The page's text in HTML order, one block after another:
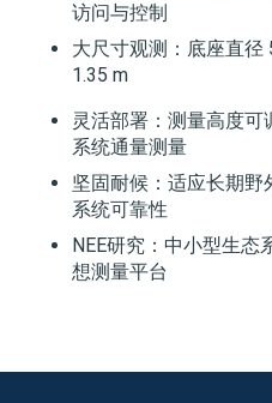
访问与控制
大尺寸观测：底座直径
1.35 m
灵活部署：测量高度
系统通量测量
坚固耐候：适应长期
系统可靠性
NEE研究：中小型生态
想测量平台